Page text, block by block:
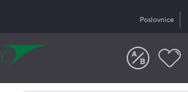
Poslovnice